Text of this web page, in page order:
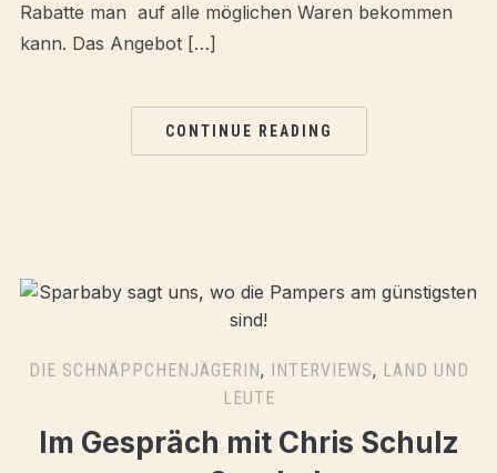
Rabatte man auf alle möglichen Waren bekommen
kann. Das Angebot […]
CONTINUE READING
DIE SCHNÄPPCHENJÄGERIN, INTERVIEWS, LAND UND
LEUTE
Im Gespräch mit Chris Schulz